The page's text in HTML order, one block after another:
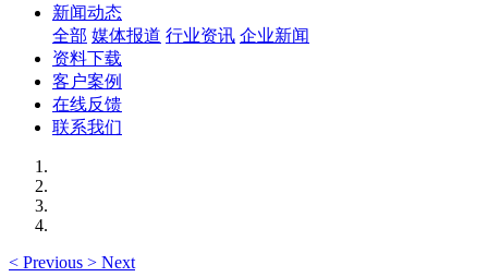
新闻动态
全部 媒体报道 行业资讯 企业新闻
资料下载
客户案例
在线反馈
联系我们
< Previous > Next